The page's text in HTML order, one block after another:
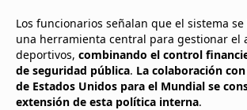
Los funcionarios señalan que el sistema
una herramienta central para gestionar el
deportivos, combinando el control
de seguridad pública. La colaboración
de Estados Unidos para el Mundial se
extensión de esta política interna.